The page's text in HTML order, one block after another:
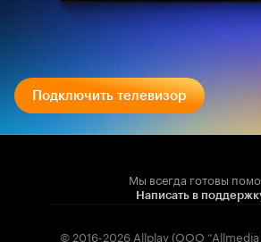
Подключить телевизор
Мы всегда готовы
Написать в
© 2016-2026 Allplay (OOO